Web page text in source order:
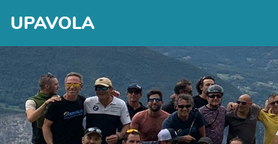
UPAVOLA